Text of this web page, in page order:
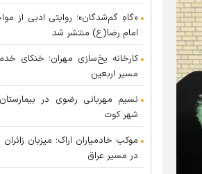
«گاهِ گم‌شدگان»؛ روایتی ادبی از
امام رضا(ع) منتشر شد
کارخانه یخ‌سازی مهران؛ خنکای
مسیر اربعین
نسیم مهربانی رضوی در
شهر کوت
موکب خادمیاران اراک؛ میزبان زائران
در مسیر عراق